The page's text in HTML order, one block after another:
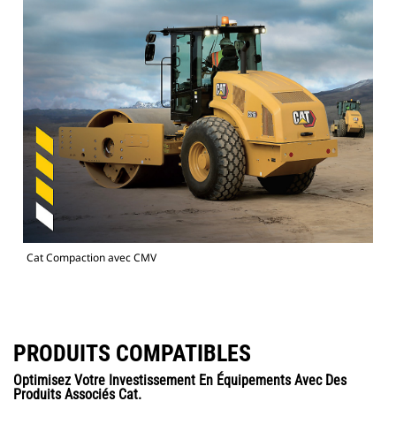
Cat Compaction avec CMV
PRODUITS COMPATIBLES
Optimisez Votre Investissement En Équipements Avec Des
Produits Associés Cat.